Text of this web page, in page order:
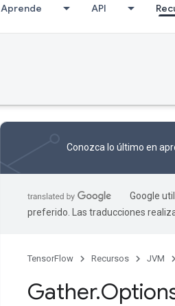
Aprende API
Conozca lo último en
Google
preferido. Las traducciones
TensorFlow Recursos JVM
Gather.